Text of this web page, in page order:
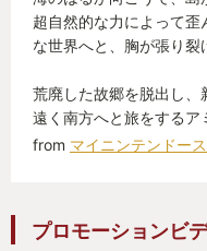
超自然的な力によって歪
な世界へと、胸が張り裂
荒廃した故郷を脱出し、
遠く南方へと旅をする
from マイニンテンドー
プロモーションビ